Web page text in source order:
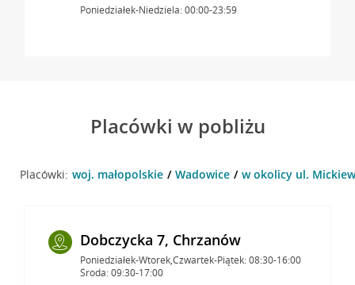
Poniedziałek-Niedziela: 00:00-23:59
Placówki w pobliżu
Placówki: woj. małopolskie Wadowice w okolicy ul.
Dobczycka 7, Chrzanów
Poniedziałek-Wtorek,Czwartek-Piątek: 08:30-16:00
Środa: 09:30-17:00